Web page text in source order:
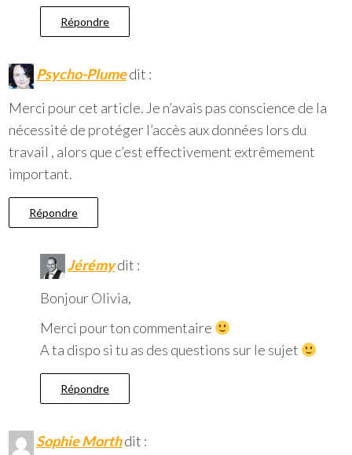
Répondre
Psycho-Plumedit :
Merci pour cet article. Je n’avais pas conscience de la
nécessité de protéger l’accès aux données lors du
travail , alors que c’est effectivement extrêmement
important.
Répondre
Jérémydit :
Bonjour Olivia,
Merci pour ton commentaire
A ta dispo si tu as des questions sur le sujet
Répondre
Sophie Morthdit :